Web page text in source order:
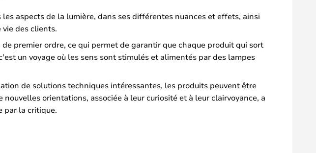
aspects de la lumière, dans ses différentes nuances et effets, ainsi
des clients.
premier ordre, ce qui permet de garantir que chaque produit qui sort
un voyage où les sens sont stimulés et alimentés par des lampes
de solutions techniques intéressantes, les produits peuvent être
orientations, associée à leur curiosité et à leur clairvoyance, a
par la critique.